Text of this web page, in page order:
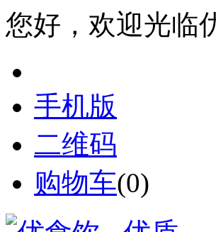
您好，欢迎光临
手机版
二维码
购物车(0)